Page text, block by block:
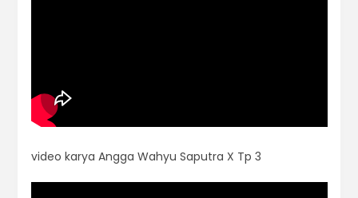
video karya Angga Wahyu Saputra X Tp 3